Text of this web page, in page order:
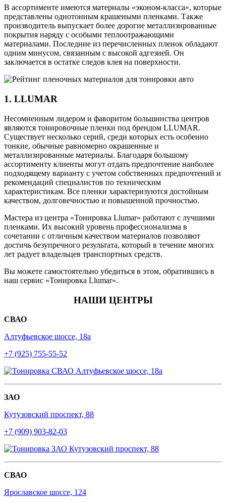
В ассортименте имеются материалы «эконом-класса», которые
представлены однотонным крашеными пленками. Также
производитель выпускает более дорогие металлизированные
покрытия наряду с особыми теплоотражающими
материалами. Последние из перечисленных пленок обладают
одним минусом, связанным с высокой адгезией. Он
заключается в остатке следов клея на поверхности.
1. LLUMAR
Несомненным лидером и фаворитом большинства центров
являются тонировочные пленки под брендом LLUMAR.
Существует несколько серий, среди которых есть особенно
тонкие, обычные равномерно окрашенные и
металлизированные материалы. Благодаря большому
ассортименту клиенты могут отдать предпочтение наиболее
подходящему варианту с учетом собственных предпочтений и
рекомендаций специалистов по техническим
характеристикам. Все пленки характеризуются достойным
качеством, долговечностью и повышенной прочностью.
Мастера из центра «Тонировка Llumar» работают с лучшими
пленками. Их высокий уровень профессионализма в
сочетании с отличным качеством материалов позволяют
достичь безупречного результата, который в течение многих
лет радует владельцев транспортных средств.
Вы можете самостоятельно убедиться в этом, обратившись в
наш сервис «Тонировка Llumar».
НАШИ ЦЕНТРЫ
СВАО
Алтуфьевское шоссе, 18а
+7 (925) 755-55-52
ЗАО
Кутузовский проспект, 88
+7 (909) 903-82-03
СВАО
Ярославское шоссе, 124